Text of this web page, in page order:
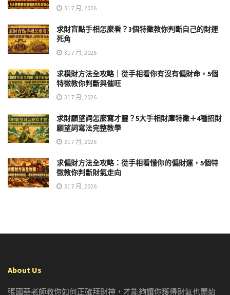
31 7 月, 2026
求財盲點手相怎麼看？3個特徵教你判斷自己的財運
死角
31 7 月, 2026
求橫財方法全攻略｜從手相看你有沒有偏財命，5個
特徵教你判斷與催旺
31 7 月, 2026
求財願望詞怎麼寫才靈？5大手相財庫特徵＋4種招財
願望詞寫法完整教學
31 7 月, 2026
求偏財方法全攻略：從手相看懂你的偏財運，5個特
徵教你判斷財氣走向
31 7 月, 2026
About Us
張國華老師教你如何正確拜財神，才能夠讓你獲得財氣也開始